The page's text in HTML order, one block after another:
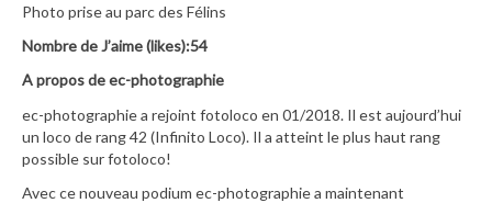
Photo prise au parc des Félins
Nombre de J’aime (likes):54
A propos de ec-photographie
ec-photographie a rejoint fotoloco en 01/2018. Il est aujourd’hui
un loco de rang 42 (Infinito Loco). Il a atteint le plus haut rang
possible sur fotoloco!
Avec ce nouveau podium ec-photographie a maintenant